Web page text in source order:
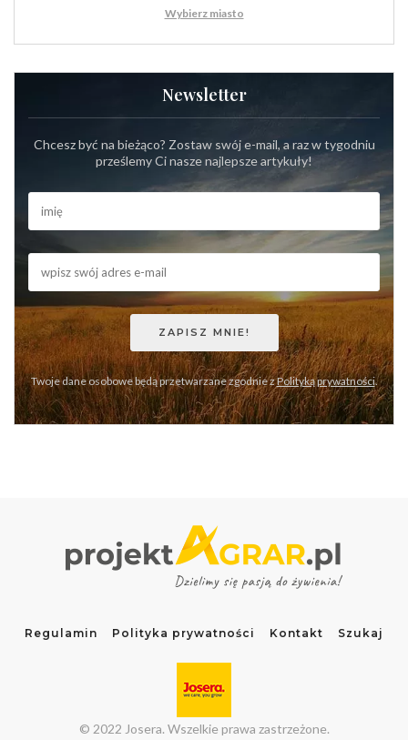
Wybierz miasto
Newsletter
Chcesz być na bieżąco? Zostaw swój e-mail, a raz w tygodniu
prześlemy Ci nasze najlepsze artykuły!
Twoje dane osobowe będą przetwarzane zgodnie zPolityką prywatności.
Regulamin Polityka prywatności Kontakt Szukaj
© 2022 Josera. Wszelkie prawa zastrzeżone.